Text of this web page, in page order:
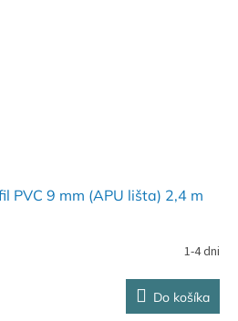
PVC 9 mm (APU lišta) 2,4 m
1-4 dni
Do košíka